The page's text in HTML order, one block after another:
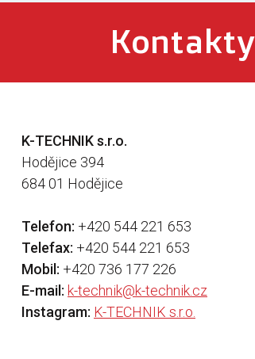
Kontakty
K-TECHNIK s.r.o.
Hodějice 394
684 01 Hodějice
Telefon: +420 544 221 653
Telefax: +420 544 221 653
Mobil: +420 736 177 226
E-mail: k-technik@k-technik.cz
Instagram: K-TECHNIK s.r.o.